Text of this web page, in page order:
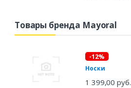
Товары бренда Mayoral
-12%
Носки
1 399,00 руб.